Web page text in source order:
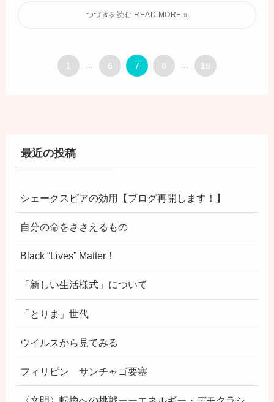
1 ... 6 7 8 ... 15
最近の投稿
シェークスピアの効用【ブログ再開します！】
自分の命をささえるもの
Black “Lives” Matter！
「新しい生活様式」について
「とりま」世代
ウイルスから見てみる
フィリピン サンチャゴ要塞